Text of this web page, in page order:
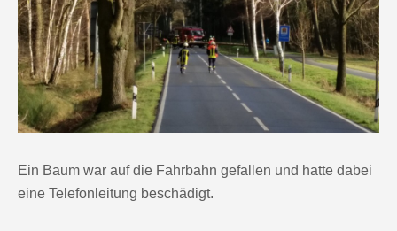
Ein Baum war auf die Fahrbahn gefallen und hatte dabei
eine Telefonleitung beschädigt.